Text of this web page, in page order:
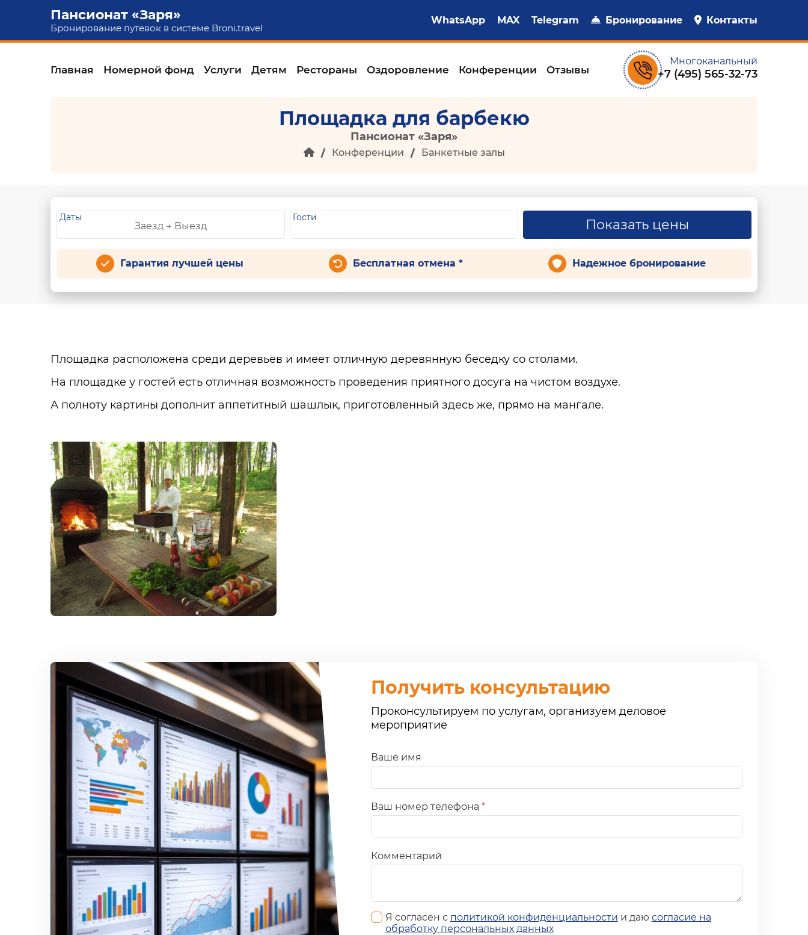
Пансионат «Заря»
Бронирование путевок в системе Broni.travel
WhatsApp MAX Telegram Бронирование Контакты
Главная Номерной фонд Услуги Детям Рестораны Оздоровление Конференции Отзывы
Многоканальный
+7 (495) 565-32-73
Площадка для барбекю
Пансионат «Заря»
Конференции Банкетные залы
Даты Гости Показать цены
Гарантия лучшей цены Бесплатная отмена * Надежное бронирование
Площадка расположена среди деревьев и имеет отличную деревянную беседку со столами.
На площадке у гостей есть отличная возможность проведения приятного досуга на чистом воздухе.
А полноту картины дополнит аппетитный шашлык, приготовленный здесь же, прямо на мангале.
Получить консультацию
Проконсультируем по услугам, организуем деловое
мероприятие
Ваше имя
Ваш номер телефона *
Комментарий
Я согласен с политикой конфиденциальности и даю согласие на
обработку персональных данных